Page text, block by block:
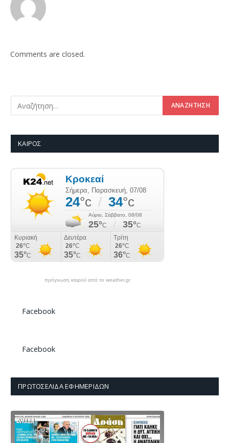
Comments are closed.
ΚΑΙΡΌΣ
πρόγνωση καιρού από το weather.gr
Facebook
Facebook
ΠΡΩΤΟΣΈΛΙΔΑ ΕΦΗΜΕΡΊΔΩΝ